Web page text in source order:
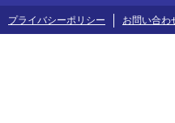
プライバシーポリシー お問い合わ